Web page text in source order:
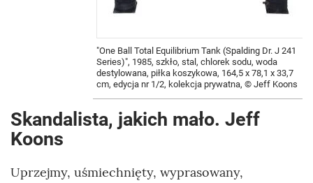
"One Ball Total Equilibrium Tank (Spalding Dr. J 241
Series)", 1985, szkło, stal, chlorek sodu, woda
destylowana, piłka koszykowa, 164,5 x 78,1 x 33,7
cm, edycja nr 1/2, kolekcja prywatna, © Jeff Koons
Skandalista, jakich mało. Jeff
Koons
Uprzejmy, uśmiechnięty, wyprasowany,